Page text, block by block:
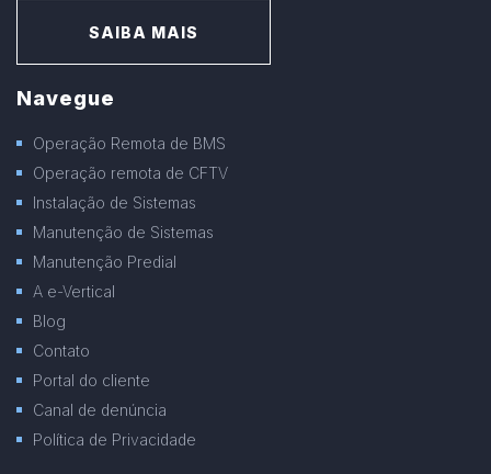
SAIBA MAIS
Navegue
Operação Remota de BMS
Operação remota de CFTV
Instalação de Sistemas
Manutenção de Sistemas
Manutenção Predial
A e-Vertical
Blog
Contato
Portal do cliente
Canal de denúncia
Política de Privacidade